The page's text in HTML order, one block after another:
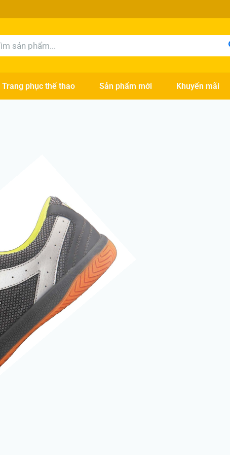
Trang phục thể thao Sản phẩm mới Khuyến mãi